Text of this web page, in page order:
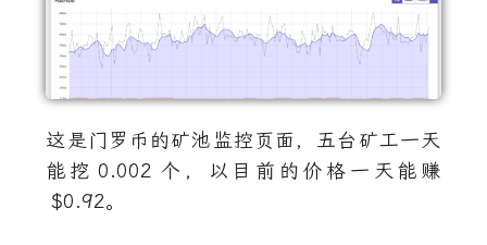
这是门罗币的矿池监控页面，五台矿工一天
能挖 0.002 个，以目前的价格一天能赚
$0.92。